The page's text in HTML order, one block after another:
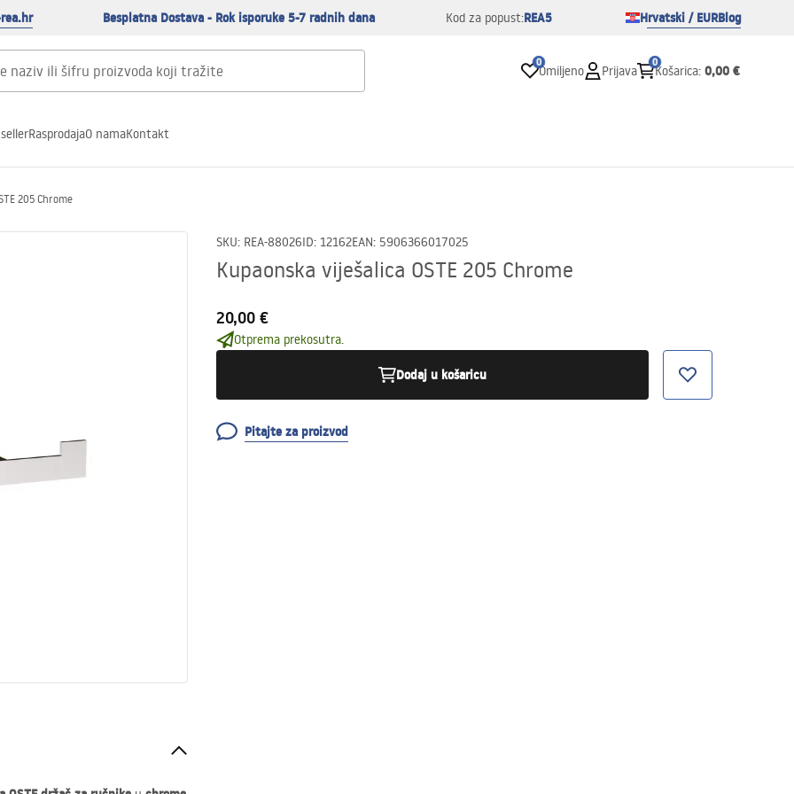
Besplatna Dostava - Rok isporuke 5-7 radnih dana Kod za popust:REA5 Hrvatski / EURBlog
0
Omiljeno Prijava
0
Košarica: 0,00 €
RasprodajaO namaKontakt
205 Chrome
SKU: REA-88026ID: 12162EAN: 5906366017025
Kupaonska viješalica OSTE 205 Chrome
20,00 €
Otprema prekosutra.
Dodaj u košaricu
Pitajte za proizvod